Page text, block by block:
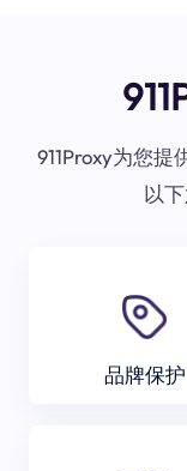
911Proxy为您
以
品牌保护